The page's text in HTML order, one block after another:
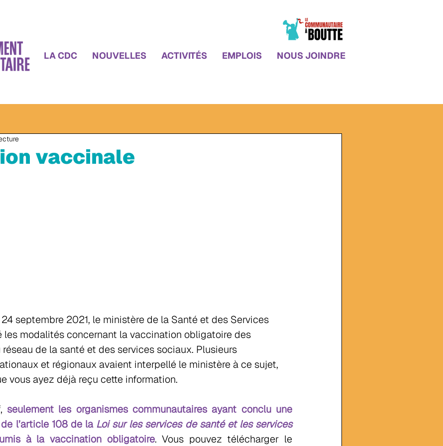
LA CDC NOUVELLES ACTIVITÉS EMPLOIS NOUS JOINDRE
vaccinale
septembre 2021, le ministère de la Santé et des Services
les modalités concernant la vaccination obligatoire des
de la santé et des services sociaux. Plusieurs
et régionaux avaient interpellé le ministère à ce sujet,
vous ayez déjà reçu cette information.
seulement les organismes communautaires ayant conclu une
l’article 108 de la Loi sur les services de santé et les services
à la vaccination obligatoire. Vous pouvez télécharger le